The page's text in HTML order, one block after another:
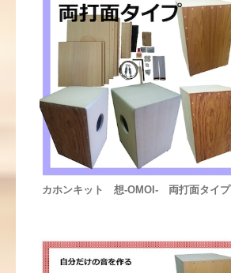
カホンキット 想-OMOI- 両打面タイプ